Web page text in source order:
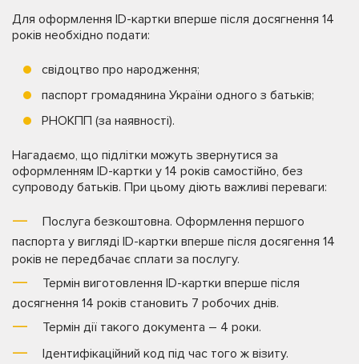
Для оформлення ID-картки вперше після досягнення 14
років необхідно подати:
свідоцтво про народження;
паспорт громадянина України одного з батьків;
РНОКПП (за наявності).
Нагадаємо, що підлітки можуть звернутися за
оформленням ID-картки у 14 років самостійно, без
супроводу батьків. При цьому діють важливі переваги:
Послуга безкоштовна. Оформлення першого
паспорта у вигляді ID-картки вперше після досягення 14
років не передбачає сплати за послугу.
Термін виготовлення ID-картки вперше після
досягнення 14 років становить 7 робочих днів.
Термін дії такого документа – 4 роки.
Ідентифікаційний код під час того ж візиту.